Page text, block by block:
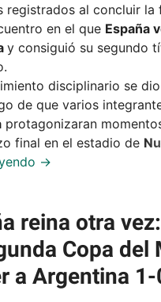
registrados al concluir la
en el que España
y consiguió su segundo
disciplinario se
de que varios
protagonizaran
final en el estadio de
reina otra
Copa del
a Argentina 1-